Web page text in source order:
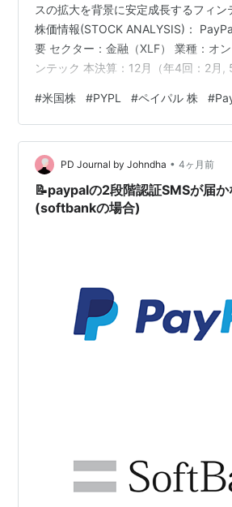
スの拡大を背景に安定成長するフィ
株価情報(STOCK ANALYSIS)：
要 セクター：金融（XLF） 業種：オ
ンテック 本決算：12月（年4回：2月,
に基づく目安です。変更の可能性があ
をご確認ください。 最新の公式IR情
Relations（米国本社） ■ 特色
ンライン決済プラットフォームで、e
#米国株 #PYPL #ペイパル 株 #
PD Journal by Johndha • 4ヶ月前
📝paypalの2段階認証SMSが届か
(softbankの場合)